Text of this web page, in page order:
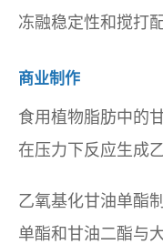
冻融稳定性和搅打
商业制作
食用植物脂肪中的
在压力下反应生成
乙氧基化甘油单酯
单酯和甘油二酯与